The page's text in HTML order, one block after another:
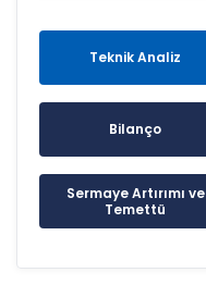
Teknik Analiz
Bilanço
Sermaye Artırımı ve
Temettü